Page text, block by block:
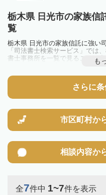
栃木県 日光市の家族信
覧
栃木県 日光市の家族信託に強い
「司法書士検索サービス」では
書士事務所を一覧で見ることが
えている方は一度近隣の司法書
も
さらに
市区町村か
相談内容か
全7件中 1~7件を表示